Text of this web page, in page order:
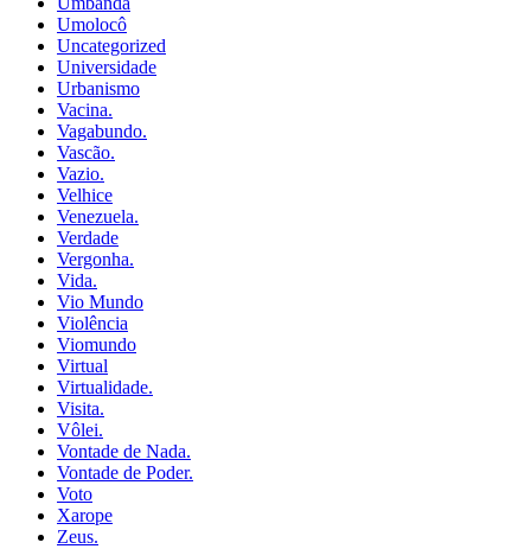
Umolocô
Uncategorized
Universidade
Urbanismo
Vacina.
Vagabundo.
Vascão.
Vazio.
Velhice
Venezuela.
Verdade
Vergonha.
Vida.
Vio Mundo
Violência
Viomundo
Virtual
Virtualidade.
Visita.
Vôlei.
Vontade de Nada.
Vontade de Poder.
Voto
Xarope
Zeus.